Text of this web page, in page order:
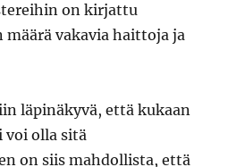
on kirjattu
vakavia haittoja ja
läpinäkyvä, että kukaan
voi olla sitä
on siis mahdollista, että